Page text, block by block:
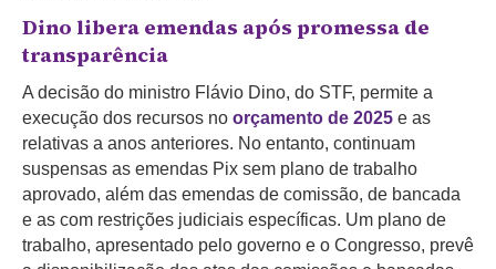
Dino libera emendas após promessa de
transparência
A decisão do ministro Flávio Dino, do STF, permite a
execução dos recursos no orçamento de 2025 e as
relativas a anos anteriores. No entanto, continuam
suspensas as emendas Pix sem plano de trabalho
aprovado, além das emendas de comissão, de bancada
e as com restrições judiciais específicas. Um plano de
trabalho, apresentado pelo governo e o Congresso, prevê